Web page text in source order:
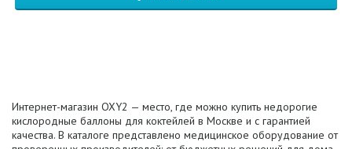
Интернет-магазин OXY2 — место, где можно купить недорогие
кислородные баллоны для коктейлей в Москве и с гарантией
качества. В каталоге представлено медицинское оборудование от